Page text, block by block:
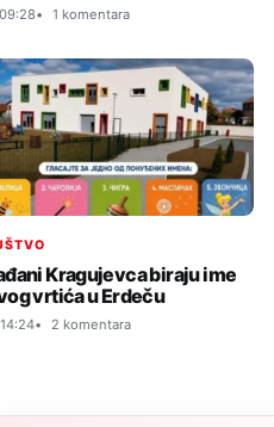
1 komentara
Kragujevca biraju ime
vrtića u Erdeču
2 komentara